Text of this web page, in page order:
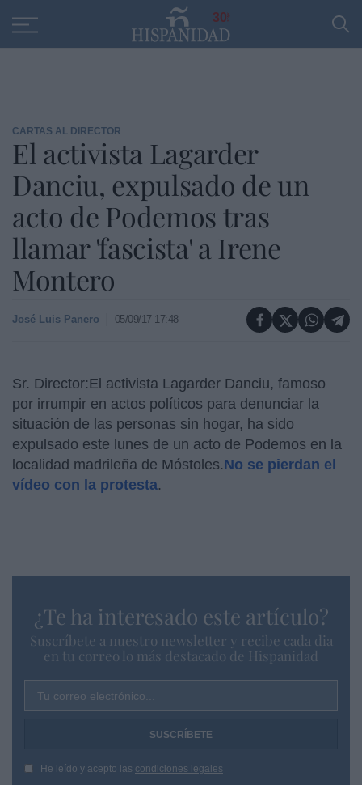
30
CARTAS AL DIRECTOR
El activista Lagarder
Danciu, expulsado de un
acto de Podemos tras
llamar 'fascista' a Irene
Montero
José Luis Panero 05/09/17 17:48
Sr. Director:El activista Lagarder Danciu, famoso
por irrumpir en actos políticos para denunciar la
situación de las personas sin hogar, ha sido
expulsado este lunes de un acto de Podemos en la
localidad madrileña de Móstoles.No se pierdan el
vídeo con la protesta.
¿Te ha interesado este artículo?
Suscríbete a nuestro newsletter y recibe cada dia
en tu correo lo más destacado de Hispanidad
Tu correo electrónico...
He leído y acepto las condiciones legales